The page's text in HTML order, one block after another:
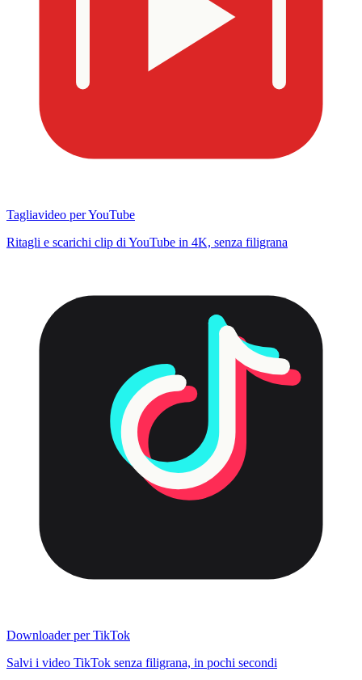
Tagliavideo per YouTube
Ritagli e scarichi clip di YouTube in 4K, senza filigrana
Downloader per TikTok
Salvi i video TikTok senza filigrana, in pochi secondi